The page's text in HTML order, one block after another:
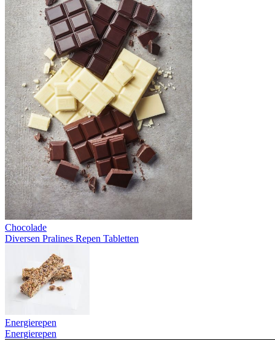
Chocolade
Diversen Pralines Repen Tabletten
Energierepen
Energierepen